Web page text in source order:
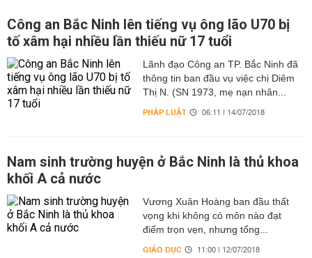
Công an Bắc Ninh lên tiếng vụ ông lão U70 bị
tố xâm hại nhiều lần thiếu nữ 17 tuổi
Lãnh đạo Công an TP. Bắc Ninh đã
thông tin ban đầu vụ việc chị Diêm
Thị N. (SN 1973, mẹ nạn nhân...
PHÁP LUẬT 06:11 | 14/07/2018
Nam sinh trường huyện ở Bắc Ninh là thủ khoa
khối A cả nước
Vương Xuân Hoàng ban đầu thất
vọng khi không có môn nào đạt
điểm trọn vẹn, nhưng tổng...
GIÁO DỤC 11:00 | 12/07/2018